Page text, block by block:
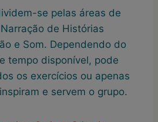
se pelas áreas de
de Histórias
e Som. Dependendo do
tempo disponível, pode
os exercícios ou apenas
e servem o grupo.